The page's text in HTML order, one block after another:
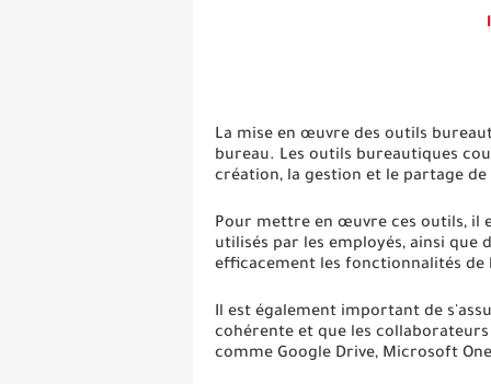
La mise en œuvre des outils
bureau. Les outils bureautiques
création, la gestion et le partage
Pour mettre en œuvre ces outils, il
utilisés par les employés, ainsi
efficacement les fonctionnalités de
Il est également important de
cohérente et que les
comme Google Drive, Microsoft